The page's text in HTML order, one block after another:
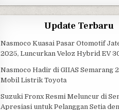
Update Terbaru
Nasmoco Kuasai Pasar Otomotif
2025, Luncurkan Veloz Hybrid EV
Nasmoco Hadir di GIIAS Semarang
Mobil Listrik Toyota
Suzuki Fronx Resmi Meluncur di
Apresiasi untuk Pelanggan Setia